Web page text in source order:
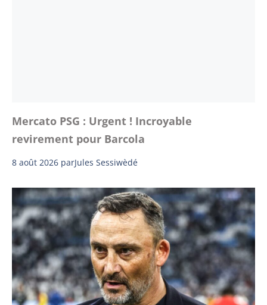
Mercato PSG : Urgent ! Incroyable
revirement pour Barcola
8 août 2026 parJules Sessiwèdé